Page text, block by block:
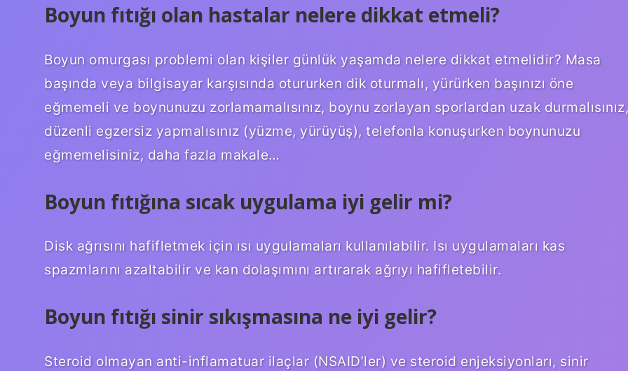
Boyun fıtığı olan hastalar nelere dikkat etmeli?
Boyun omurgası problemi olan kişiler günlük yaşamda nelere dikkat etmelidir? Masa
başında veya bilgisayar karşısında otururken dik oturmalı, yürürken başınızı öne
eğmemeli ve boynunuzu zorlamamalısınız, boynu zorlayan sporlardan uzak durmalısınız,
düzenli egzersiz yapmalısınız (yüzme, yürüyüş), telefonla konuşurken boynunuzu
eğmemelisiniz, daha fazla makale…
Boyun fıtığına sıcak uygulama iyi gelir mi?
Disk ağrısını hafifletmek için ısı uygulamaları kullanılabilir. Isı uygulamaları kas
spazmlarını azaltabilir ve kan dolaşımını artırarak ağrıyı hafifletebilir.
Boyun fıtığı sinir sıkışmasına ne iyi gelir?
Steroid olmayan anti-inflamatuar ilaçlar (NSAID’ler) ve steroid enjeksiyonları, sinir